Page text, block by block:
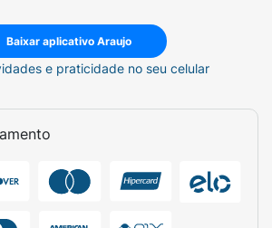
Baixar aplicativo Araujo
e praticidade no seu celular